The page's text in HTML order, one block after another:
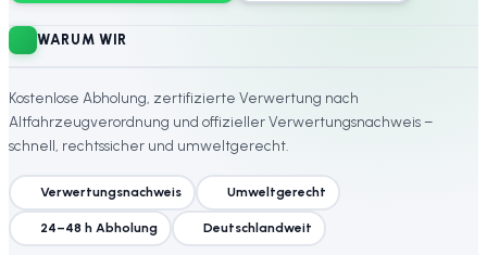
WARUM WIR
Kostenlose Abholung, zertifizierte Verwertung nach
Altfahrzeugverordnung und offizieller Verwertungsnachweis –
schnell, rechtssicher und umweltgerecht.
Verwertungsnachweis Umweltgerecht
24–48 h Abholung Deutschlandweit